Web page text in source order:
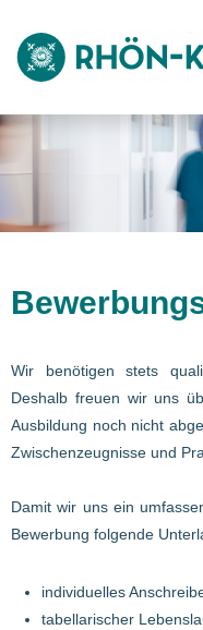
Stellenangebote
Bewerbungstipps
Wir benötigen stets
Deshalb freuen wir uns
Ausbildung noch nicht
Zwischenzeugnisse und
Damit wir uns ein
Bewerbung folgende
individuelles
tabellarischer